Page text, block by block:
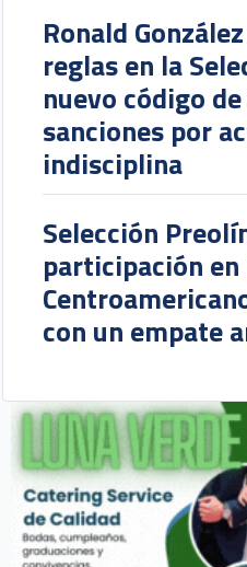
Ronald
reglas en la
nuevo código
sanciones por
indisciplina
Selección
participación en
con un empate